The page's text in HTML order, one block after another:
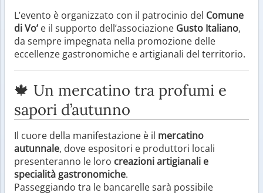
L’evento è organizzato con il patrocinio del Comune
di Vo’ e il supporto dell’associazione Gusto Italiano,
da sempre impegnata nella promozione delle
eccellenze gastronomiche e artigianali del territorio.
🍁 Un mercatino tra profumi e
sapori d’autunno
Il cuore della manifestazione è il mercatino
autunnale, dove espositori e produttori locali
presenteranno le loro creazioni artigianali e
specialità gastronomiche.
Passeggiando tra le bancarelle sarà possibile